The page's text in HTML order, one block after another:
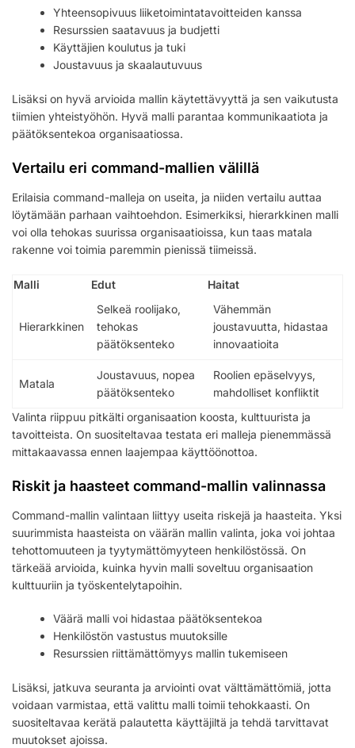
Yhteensopivuus liiketoimintatavoitteiden kanssa
Resurssien saatavuus ja budjetti
Käyttäjien koulutus ja tuki
Joustavuus ja skaalautuvuus
Lisäksi on hyvä arvioida mallin käytettävyyttä ja sen vaikutusta
tiimien yhteistyöhön. Hyvä malli parantaa kommunikaatiota ja
päätöksentekoa organisaatiossa.
Vertailu eri command-mallien välillä
Erilaisia command-malleja on useita, ja niiden vertailu auttaa
löytämään parhaan vaihtoehdon. Esimerkiksi, hierarkkinen malli
voi olla tehokas suurissa organisaatioissa, kun taas matala
rakenne voi toimia paremmin pienissä tiimeissä.
Malli Edut Haitat
Hierarkkinen
Selkeä roolijako,
tehokas
päätöksenteko
Vähemmän
joustavuutta, hidastaa
innovaatioita
Matala
Joustavuus, nopea
päätöksenteko
Roolien epäselvyys,
mahdolliset konfliktit
Valinta riippuu pitkälti organisaation koosta, kulttuurista ja
tavoitteista. On suositeltavaa testata eri malleja pienemmässä
mittakaavassa ennen laajempaa käyttöönottoa.
Riskit ja haasteet command-mallin valinnassa
Command-mallin valintaan liittyy useita riskejä ja haasteita. Yksi
suurimmista haasteista on väärän mallin valinta, joka voi johtaa
tehottomuuteen ja tyytymättömyyteen henkilöstössä. On
tärkeää arvioida, kuinka hyvin malli soveltuu organisaation
kulttuuriin ja työskentelytapoihin.
Väärä malli voi hidastaa päätöksentekoa
Henkilöstön vastustus muutoksille
Resurssien riittämättömyys mallin tukemiseen
Lisäksi, jatkuva seuranta ja arviointi ovat välttämättömiä, jotta
voidaan varmistaa, että valittu malli toimii tehokkaasti. On
suositeltavaa kerätä palautetta käyttäjiltä ja tehdä tarvittavat
muutokset ajoissa.